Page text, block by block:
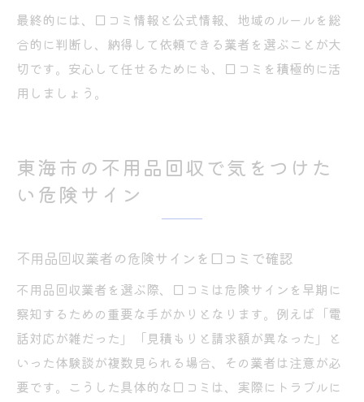
最終的には、口コミ情報と公式情報、地域のルールを総
合的に判断し、納得して依頼できる業者を選ぶことが大
切です。安心して任せるためにも、口コミを積極的に活
用しましょう。
東海市の不用品回収で気をつけた
い危険サイン
不用品回収業者の危険サインを口コミで確認
不用品回収業者を選ぶ際、口コミは危険サインを早期に
察知するための重要な手がかりとなります。例えば「電
話対応が雑だった」「見積もりと請求額が異なった」と
いった体験談が複数見られる場合、その業者は注意が必
要です。こうした具体的な口コミは、実際にトラブルに